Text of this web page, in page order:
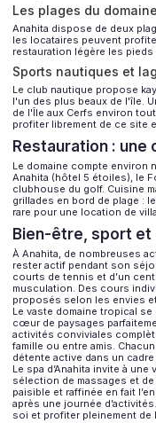
Les plages du domaine
Anahita dispose de deux
les locataires peuvent
restauration légère les pieds
Sports nautiques et
Le club nautique propose
l'un des plus beaux de l'île.
de l'Île aux Cerfs environ
profiter librement de ce site
Restauration :
Le domaine compte environ
Anahita (hôtel 5 étoiles), le
clubhouse du golf. Cuisine
grillades en bord de plage :
rare pour une location de
Bien-être, sport
À Anahita, de nombreuses
rester actif pendant son
courts de tennis et d’un
musculation. Des cours
proposés selon les envies
Le vaste domaine tropical
cœur de paysages
activités conviviales
famille ou entre amis.
détente active dans un
Le spa d’Anahita invite à
sélection de massages et
paisible et raffinée en fait
après une journée
soi et profiter pleinement de